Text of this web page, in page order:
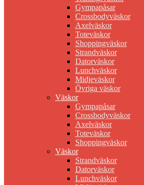
Gympapåsar
Crossbodyväskor
Axelväskor
Toteväskor
Shoppingväskor
Strandväskor
Datorväskor
Lunchväskor
Midjeväskor
Övriga väskor
Väskor
Gympapåsar
Crossbodyväskor
Axelväskor
Toteväskor
Shoppingväskor
Väskor
Strandväskor
Datorväskor
Lunchväskor